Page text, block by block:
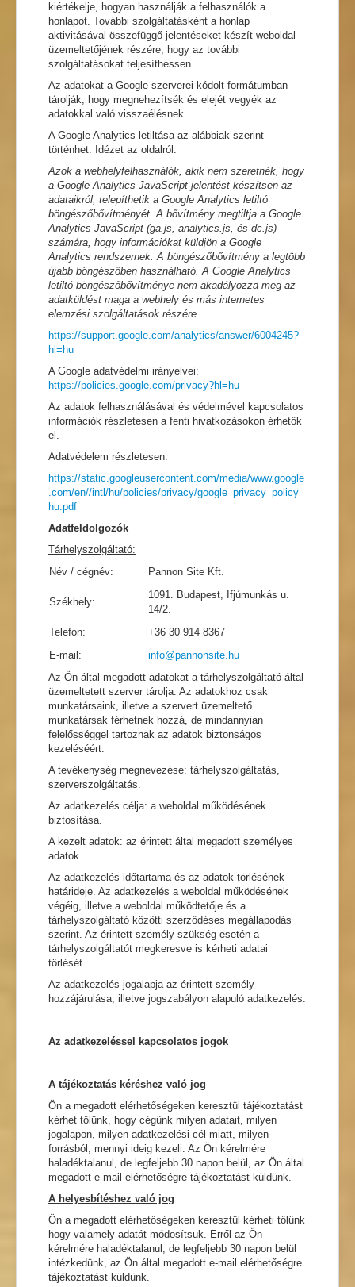
kiértékelje, hogyan használják a felhasználók a
honlapot. További szolgáltatásként a honlap
aktivitásával összefüggő jelentéseket készít weboldal
üzemeltetőjének részére, hogy az további
szolgáltatásokat teljesíthessen.
Az adatokat a Google szerverei kódolt formátumban
tárolják, hogy megnehezítsék és elejét vegyék az
adatokkal való visszaélésnek.
A Google Analytics letiltása az alábbiak szerint
történhet. Idézet az oldalról:
Azok a webhelyfelhasználók, akik nem szeretnék, hogy
a Google Analytics JavaScript jelentést készítsen az
adataikról, telepíthetik a Google Analytics letiltó
böngészőbővítményét. A bővítmény megtiltja a Google
Analytics JavaScript (ga.js, analytics.js, és dc.js)
számára, hogy információkat küldjön a Google
Analytics rendszernek. A böngészőbővítmény a legtöbb
újabb böngészőben használható. A Google Analytics
letiltó böngészőbővítménye nem akadályozza meg az
adatküldést maga a webhely és más internetes
elemzési szolgáltatások részére.
https://support.google.com/analytics/answer/6004245?
hl=hu
A Google adatvédelmi irányelvei:
https://policies.google.com/privacy?hl=hu
Az adatok felhasználásával és védelmével kapcsolatos
információk részletesen a fenti hivatkozásokon érhetők
el.
Adatvédelem részletesen:
https://static.googleusercontent.com/media/www.google
.com/en//intl/hu/policies/privacy/google_privacy_policy_
hu.pdf
Adatfeldolgozók
Tárhelyszolgáltató:
Név / cégnév:
Pannon Site Kft.
Székhely:
1091. Budapest, Ifjúmunkás u.
14/2.
Telefon:
+36 30 914 8367
E-mail:
info@pannonsite.hu
Az Ön által megadott adatokat a tárhelyszolgáltató által
üzemeltetett szerver tárolja. Az adatokhoz csak
munkatársaink, illetve a szervert üzemeltető
munkatársak férhetnek hozzá, de mindannyian
felelősséggel tartoznak az adatok biztonságos
kezeléséért.
A tevékenység megnevezése: tárhelyszolgáltatás,
szerverszolgáltatás.
Az adatkezelés célja: a weboldal működésének
biztosítása.
A kezelt adatok: az érintett által megadott személyes
adatok
Az adatkezelés időtartama és az adatok törlésének
határideje. Az adatkezelés a weboldal működésének
végéig, illetve a weboldal működtetője és a
tárhelyszolgáltató közötti szerződéses megállapodás
szerint. Az érintett személy szükség esetén a
tárhelyszolgáltatót megkeresve is kérheti adatai
törlését.
Az adatkezelés jogalapja az érintett személy
hozzájárulása, illetve jogszabályon alapuló adatkezelés.
Az adatkezeléssel kapcsolatos jogok
A tájékoztatás kéréshez való jog
Ön a megadott elérhetőségeken keresztül tájékoztatást
kérhet tőlünk, hogy cégünk milyen adatait, milyen
jogalapon, milyen adatkezelési cél miatt, milyen
forrásból, mennyi ideig kezeli. Az Ön kérelmére
haladéktalanul, de legfeljebb 30 napon belül, az Ön által
megadott e-mail elérhetőségre tájékoztatást küldünk.
A helyesbítéshez való jog
Ön a megadott elérhetőségeken keresztül kérheti tőlünk
hogy valamely adatát módosítsuk. Erről az Ön
kérelmére haladéktalanul, de legfeljebb 30 napon belül
intézkedünk, az Ön által megadott e-mail elérhetőségre
tájékoztatást küldünk.